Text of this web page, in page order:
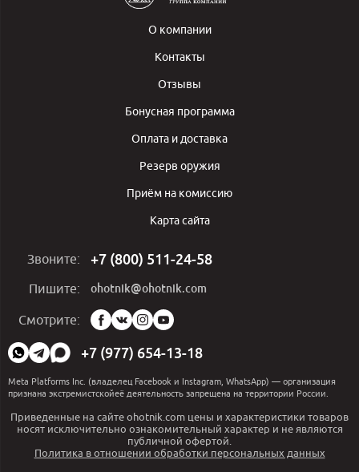
О компании
Контакты
Отзывы
Бонусная программа
Оплата и доставка
Резерв оружия
Приём на комиссию
Карта сайта
Звоните: +7 (800) 511-24-58
Пишите: ohotnik@ohotnik.com
Смотрите:
Мы
в
социальных
сетях:
+7 (977) 654-13-18
Meta Platforms Inc. (владелец Facebook и Instagram, WhatsApp) — организация
признана экстремистскойеё деятельность запрещена на территории России.
Приведенные на сайте ohotnik.com цены и характеристики товаров
носят исключительно ознакомительный характер и не являются
публичной офертой.
Политика в отношении обработки персональных данных